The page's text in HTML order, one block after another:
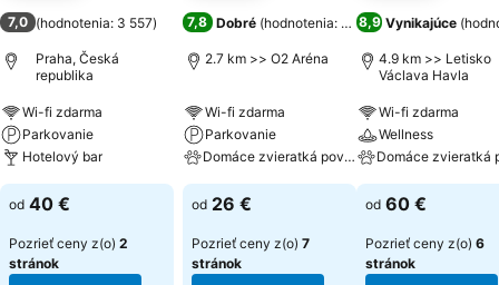
7,0 (hodnotenia: 3 557)
Praha, Česká
republika
Wi-fi zdarma
Parkovanie
Hotelový bar
od 40 €
Pozrieť ceny z(o) 2
stránok
7,8 Dobré (hodnotenia: 38 908)
2.7 km >> O2 Aréna
Wi-fi zdarma
Parkovanie
Domáce zvieratká povolené
od 26 €
Pozrieť ceny z(o) 7
stránok
8,9 Vynikajúce (
4.9 km >> Letisko
Václava Havla
Wi-fi zdarma
Wellness
Domáce zvieratká
od 60 €
Pozrieť ceny z(o) 6
stránok